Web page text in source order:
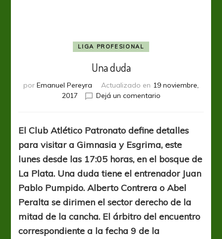
LIGA PROFESIONAL
Una duda
por Emanuel Pereyra Actualizado en 19 noviembre,
2017
Dejá un comentarioen
El Club Atlético Patronato define detalles
para visitar a Gimnasia y Esgrima, este
lunes desde las 17:05 horas, en el bosque de
La Plata. Una duda tiene el entrenador Juan
Pablo Pumpido. Alberto Contrera o Abel
Peralta se dirimen el sector derecho de la
mitad de la cancha. El árbitro del encuentro
correspondiente a la fecha 9 de la